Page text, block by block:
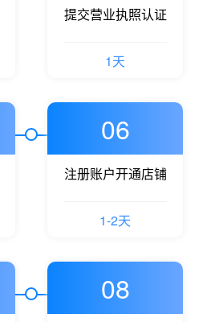
提交营业执照认证
1天
06
注册账户开通店铺
1-2天
08